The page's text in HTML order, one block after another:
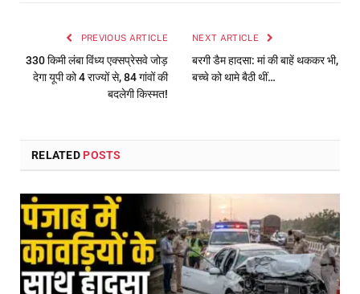
PREVIOUS ARTICLE
330 किमी लंबा विंध्य एक्सप्रेसवे जोड़
देगा यूपी को 4 राज्यों से, 84 गांवों की
बदलेगी किस्मत!
NEXT ARTICLE
बरगी डैम हादसा: मां की बाहें थककर भी,
बच्चे को थामे बैठी थीं…
RELATED POSTS